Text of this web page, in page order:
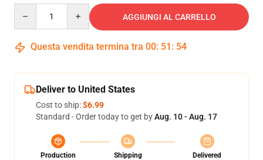
AGGIUNGI AL CARRELLO
Questa vendita termina tra 00: 51 : 54
Deliver to United States
Cost to ship:$6.99
Standard - Order today to get byAug. 10 - Aug. 17
Production
Shipping
Delivered